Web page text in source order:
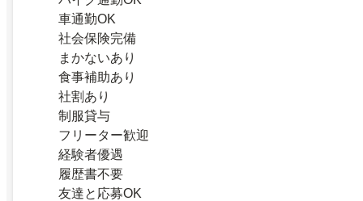
車通勤OK
社会保険完備
まかないあり
食事補助あり
社割あり
制服貸与
フリーター歓迎
経験者優遇
履歴書不要
友達と応募OK